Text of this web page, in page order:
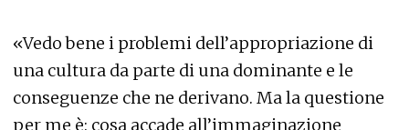
«Vedo bene i problemi dell’appropriazione di
una cultura da parte di una dominante e le
conseguenze che ne derivano. Ma la questione
per me è: cosa accade all’immaginazione